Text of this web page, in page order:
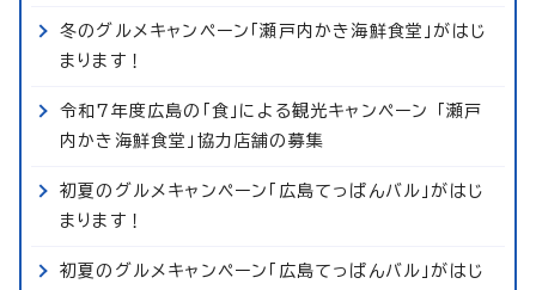
冬のグルメキャンペーン「瀬戸内かき海鮮食堂」がはじ
まります！
令和7年度広島の「食」による観光キャンペーン 「瀬戸
内かき海鮮食堂」協力店舗の募集
初夏のグルメキャンペーン「広島てっぱんバル」がはじ
まります！
初夏のグルメキャンペーン「広島てっぱんバル」がはじ